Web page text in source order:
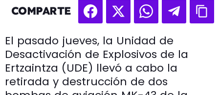
COMPARTE
El pasado jueves, la Unidad de
Desactivación de Explosivos de la
Ertzaintza (UDE) llevó a cabo la
retirada y destrucción de dos